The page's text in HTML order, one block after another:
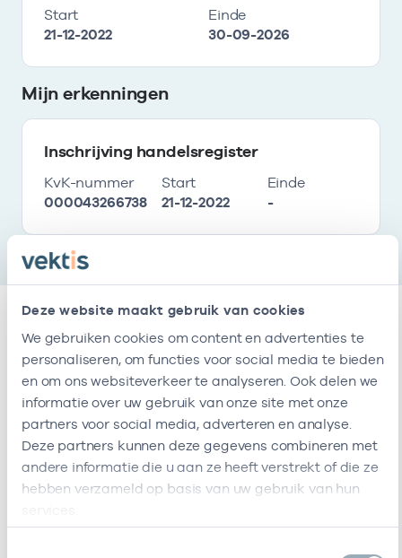
Deze website maakt gebruik van cookies
We gebruiken cookies om content en advertenties te
personaliseren, om functies voor social media te bieden
en om ons websiteverkeer te analyseren. Ook delen we
informatie over uw gebruik van onze site met onze
partners voor social media, adverteren en analyse.
Deze partners kunnen deze gegevens combineren met
andere informatie die u aan ze heeft verstrekt of die ze
hebben verzameld op basis van uw gebruik van hun
Start
21-12-2022
Einde
30-09-2026
Mijn erkenningen
Inschrijving handelsregister
KvK-nummer
000043266738
Start
21-12-2022
Einde
-
Relaties
Werkzaam als zorgverlener
Naam Zorgaanbod AGB-code Start
H.P.M.
Diëtisten 24001249 21-12-2022
21-12-2022